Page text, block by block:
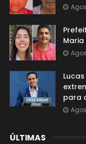
para
ÚLTIMAS